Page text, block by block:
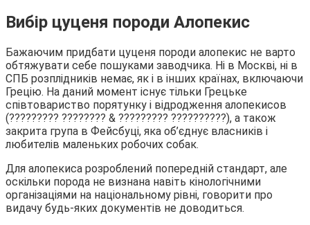
Вибір цуценя породи Алопекис
Бажаючим придбати цуценя породи алопекис не варто
обтяжувати себе пошуками заводчика. Ні в Москві, ні в
СПБ розплідників немає, як і в інших країнах, включаючи
Грецію. На даний момент існує тільки Грецьке
співтовариство порятунку і відродження алопекисов
(????????? ???????? & ????????? ??????????), а також
закрита група в Фейсбуці, яка об’єднує власників і
любителів маленьких робочих собак.
Для алопекиса розроблений попередній стандарт, але
оскільки порода не визнана навіть кінологічними
організаціями на національному рівні, говорити про
видачу будь-яких документів не доводиться.